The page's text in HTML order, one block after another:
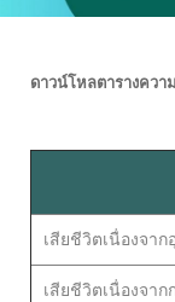
ดาวน์โหลตารางคว
เสียชีวิตเนื่องจาก
เสียชีวิตเนื่องจา